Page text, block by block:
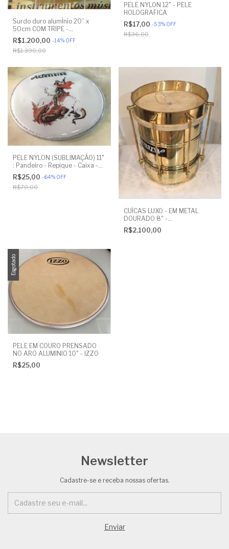
Surdo duro alumÍnio 20” x
50cm COM TRIPE -
ENVELOPADO EM PRETO - RG
INSTRUMENTOS
R$1.200,00 -14% OFF
R$1.390,00
PELE NYLON 12" - PELE
HOLOGRAFICA
R$17,00 -53% OFF
R$36,00
PELE NYLON (SUBLIMAÇÃO) 11"
: Pandeiro - Repique - Caixa -
Rebolo
R$25,00 -64% OFF
R$70,00
CUÍCAS LUXO - EM METAL
DOURADO 8" -
ARTCELSIOR.COM
R$2.100,00
Esgotado
PELE EM COURO PRENSADO
NO ARO ALUMINIO 10" - IZZO
R$25,00
Newsletter
Cadastre-se e receba nossas ofertas.